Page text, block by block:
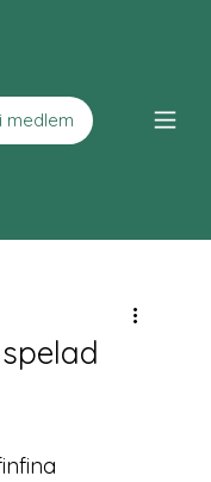
medlem